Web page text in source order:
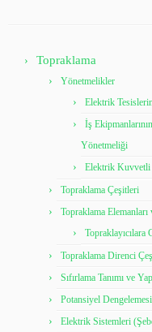
Topraklama
Yönetmelikler
Elektrik
İş
Yönetmeliği
Elektrik Kuvvetli
Topraklama Çeşitleri
Topraklama
Topraklama Direnci
Sıfırlama Tanımı ve
Potansiyel Dengelemesi
Elektrik Sistemleri